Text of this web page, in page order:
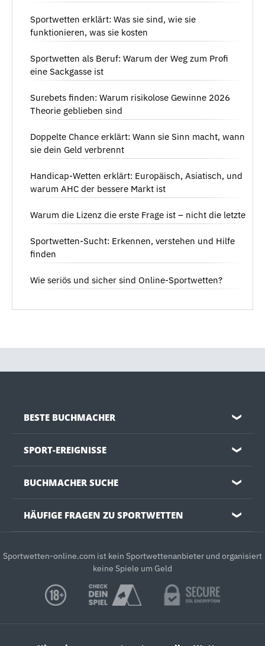
Sportwetten erklärt: Was sie sind, wie sie
funktionieren, was sie kosten
Sportwetten als Beruf: Warum der Weg zum Profi
eine Sackgasse ist
Surebets finden: Warum risikolose Gewinne 2026
Theorie geblieben sind
Doppelte Chance erklärt: Wann sie Sinn macht, wann
sie dein Geld verbrennt
Handicap-Wetten erklärt: Europäisch, Asiatisch, und
warum AHC der bessere Markt ist
Warum die Lizenz die erste Frage ist – nicht die letzte
Sportwetten-Sucht: Erkennen, verstehen und Hilfe
finden
Wie seriös und sicher sind Online-Sportwetten?
BESTE BUCHMACHER ❯
SPORT-EREIGNISSE ❯
BUCHMACHER SUCHE ❯
HÄUFIGE FRAGEN ZU SPORTWETTEN ❯
Sportwetten-online.com ist kein Sportwettenanbieter und organisiert
keine Spiele um Geld